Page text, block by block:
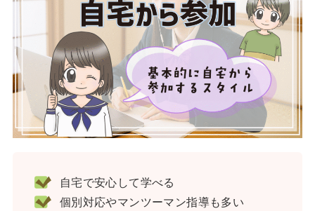
自宅で安心して学べる
個別対応やマンツーマン指導も多い